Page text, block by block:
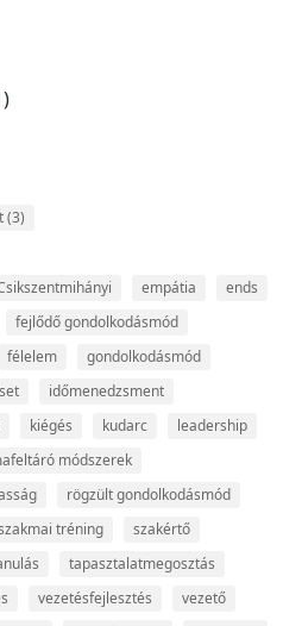
(3)
empátia
ends
fejlődő gondolkodásmód
félelem
gondolkodásmód
időmenedzsment
kiégés kudarc
leadership
módszerek
rögzült gondolkodásmód
tréning
szakértő
tapasztalatmegosztás
vezetésfejlesztés
vezető